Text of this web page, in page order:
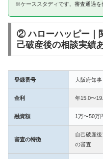
※ケーススタディです。審査通過を
② ハローハッピー｜
己破産後の相談実績
登録番号 大阪府知
金利 年15.0〜
融資額 1万〜50万
審査の特徴
自己破産
の審査